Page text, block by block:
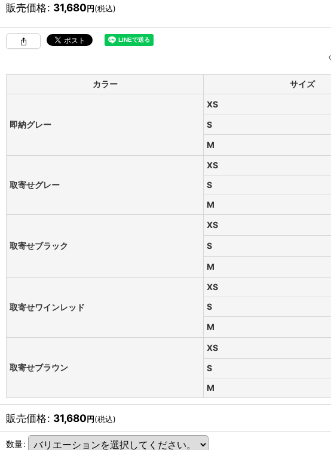
販売価格: 31,680円(税込)
カラー サイズ
即納グレー
XS
S
M
取寄せグレー
XS
S
M
取寄せブラック
XS
S
M
取寄せワインレッド
XS
S
M
取寄せブラウン
XS
S
M
販売価格: 31,680円(税込)
数量: